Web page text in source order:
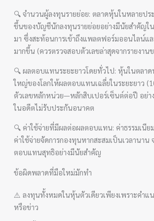
🔍 จำนวนผู้ลงทุนรายย่อย: ตลาดหุ้นในหลายปร
ขึ้นของบัญชีนักลงทุนรายย่อยอย่างมีนัยสำคัญใ
มา ซึ่งสะท้อนการเข้าถึงแพลตฟอร์มออนไลน์แ
มากขึ้น (ควรตรวจสอบตัวเลขล่าสุดจากรายงาน
🔍 ผลตอบแทนระยะยาวโดยทั่วไป: หุ้นในตลา
ใหญ่ของโลกให้ผลตอบแทนเฉลี่ยในระยะยาว
ตัวเลขหลักหน่วย—หลักสิบเปอร์เซ็นต์ต่อปี อย่า
ในอดีตไม่รับประกันอนาคต
🔍 ค่าใช้จ่ายที่มีผลต่อผลตอบแทน: ค่าธรรมเนีย
ค่าใช้จ่ายจัดการกองทุนหากสะสมเป็นเวลานาน
ตอบแทนสุทธิอย่างมีนัยสำคัญ
ข้อผิดพลาดที่มือใหม่มักทำ
⚠️ ลงทุนทั้งหมดในหุ้นตัวเดียวเพียงเพราะคำแ
หรือข่าว